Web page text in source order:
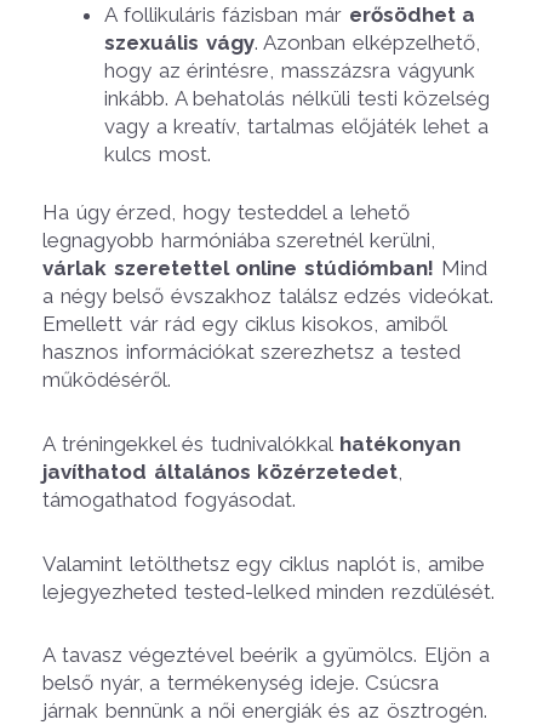
A follikuláris fázisban már erősödhet a
szexuális vágy. Azonban elképzelhető,
hogy az érintésre, masszázsra vágyunk
inkább. A behatolás nélküli testi közelség
vagy a kreatív, tartalmas előjáték lehet a
kulcs most.
Ha úgy érzed, hogy testeddel a lehető
legnagyobb harmóniába szeretnél kerülni,
várlak szeretettel online stúdiómban! Mind
a négy belső évszakhoz találsz edzés videókat.
Emellett vár rád egy ciklus kisokos, amiből
hasznos információkat szerezhetsz a tested
működéséről.
A tréningekkel és tudnivalókkal hatékonyan
javíthatod általános közérzetedet
támogathatod fogyásodat.
Valamint letölthetsz egy ciklus naplót is, amibe
lejegyezheted tested-lelked minden rezdülését.
A tavasz végeztével beérik a gyümölcs. Eljön a
belső nyár, a termékenység ideje. Csúcsra
járnak bennünk a női energiák és az ösztrogén.